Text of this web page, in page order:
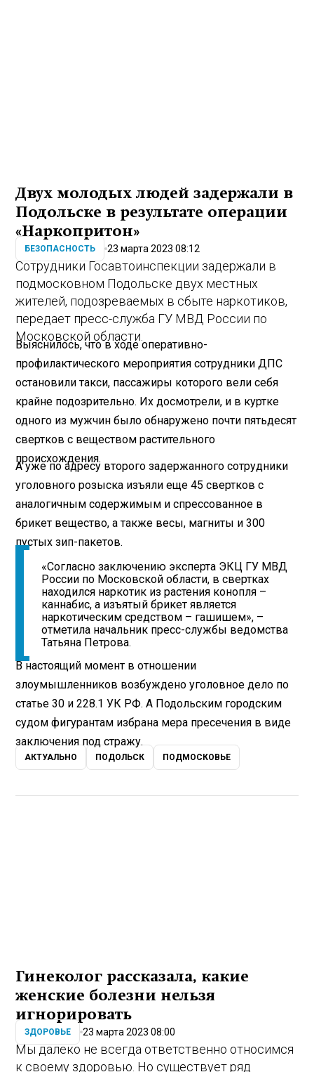
Двух молодых людей задержали в
Подольске в результате операции
«Наркопритон»
БЕЗОПАСНОСТЬ 23 марта 2023 08:12
Сотрудники Госавтоинспекции задержали в
подмосковном Подольске двух местных
жителей, подозреваемых в сбыте наркотиков,
передает пресс-служба ГУ МВД России по
Московской области.
Выяснилось, что в ходе оперативно-
профилактического мероприятия сотрудники ДПС
остановили такси, пассажиры которого вели себя
крайне подозрительно. Их досмотрели, и в куртке
одного из мужчин было обнаружено почти пятьдесят
свертков с веществом растительного
происхождения.
А уже по адресу второго задержанного сотрудники
уголовного розыска изъяли еще 45 свертков с
аналогичным содержимым и спрессованное в
брикет вещество, а также весы, магниты и 300
пустых зип-пакетов.
«Согласно заключению эксперта ЭКЦ ГУ МВД
России по Московской области, в свертках
находился наркотик из растения конопля –
каннабис, а изъятый брикет является
наркотическим средством – гашишем», –
отметила начальник пресс-службы ведомства
Татьяна Петрова.
В настоящий момент в отношении
злоумышленников возбуждено уголовное дело по
статье 30 и 228.1 УК РФ. А Подольским городским
судом фигурантам избрана мера пресечения в виде
заключения под стражу.
0:00 / 0:00
АКТУАЛЬНО ПОДОЛЬСК ПОДМОСКОВЬЕ
Гинеколог рассказала, какие
женские болезни нельзя
игнорировать
ЗДОРОВЬЕ 23 марта 2023 08:00
Мы далеко не всегда ответственно относимся
к своему здоровью. Но существует ряд